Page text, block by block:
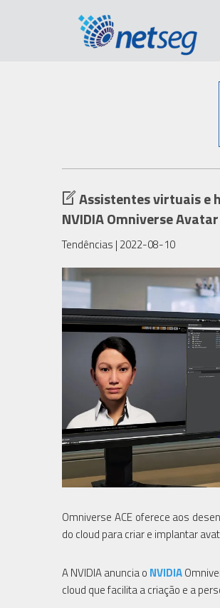
Assistentes virtuais e
NVIDIA Omniverse
Tendências | 2022-08-10
Omniverse ACE oferece aos
do cloud para criar e implantar
A NVIDIA anuncia o NVIDIA
cloud que facilita a criação e a